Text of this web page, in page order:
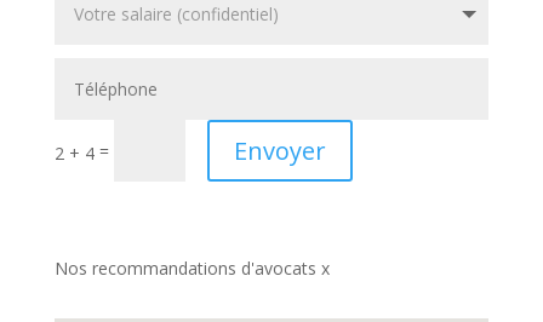
2 + 4= Envoyer
Nos recommandations d'avocats x